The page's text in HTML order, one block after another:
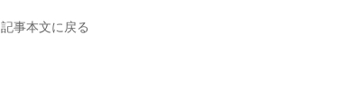
記事本文に戻る